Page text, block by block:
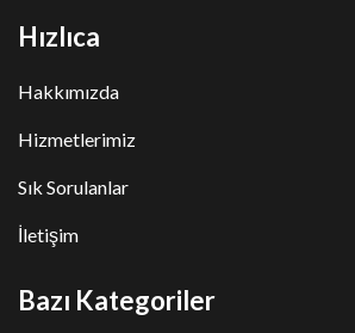
Hızlıca
Hakkımızda
Hizmetlerimiz
Sık Sorulanlar
İletişim
Bazı Kategoriler